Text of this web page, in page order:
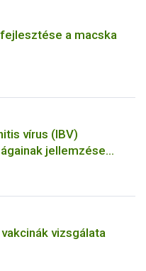
a macska
vírus (IBV)
jellemzése
eszközökkel
vizsgálata